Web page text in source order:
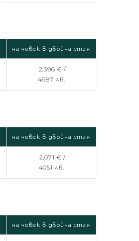
на човек в двойна стая
2,396 € /
4687 лв.
на човек в двойна стая
2,071 € /
4051 лв.
на човек в двойна стая